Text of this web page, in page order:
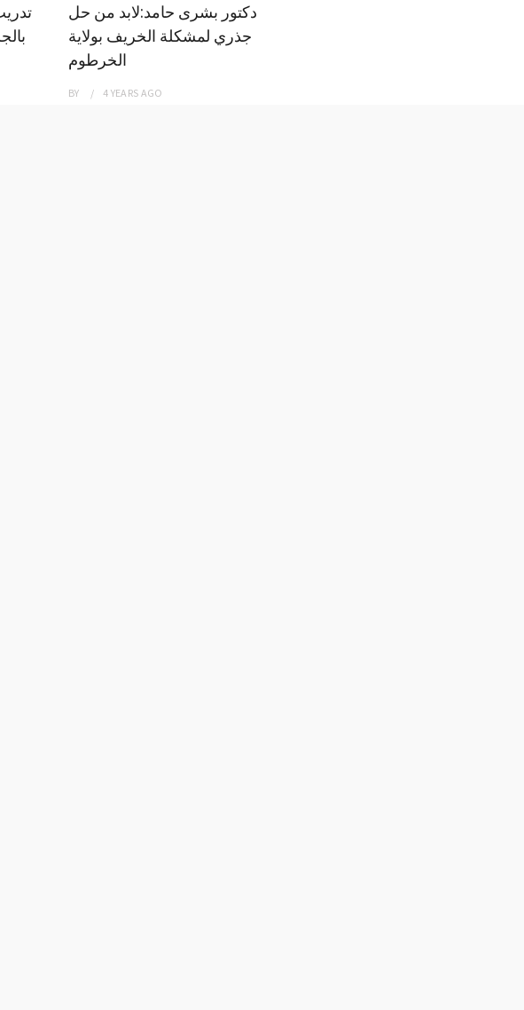
دكتور بشرى حامد:لابد من حل
جذري لمشكلة الخريف بولاية
الخرطوم
BY 4 YEARS AGO